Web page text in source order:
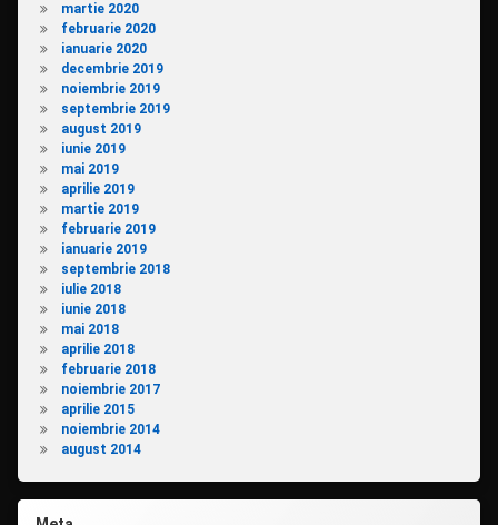
martie 2020
februarie 2020
ianuarie 2020
decembrie 2019
noiembrie 2019
septembrie 2019
august 2019
iunie 2019
mai 2019
aprilie 2019
martie 2019
februarie 2019
ianuarie 2019
septembrie 2018
iulie 2018
iunie 2018
mai 2018
aprilie 2018
februarie 2018
noiembrie 2017
aprilie 2015
noiembrie 2014
august 2014